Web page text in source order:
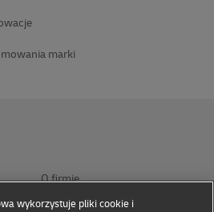
marki
O firmie
wykorzystuje pliki cookie i